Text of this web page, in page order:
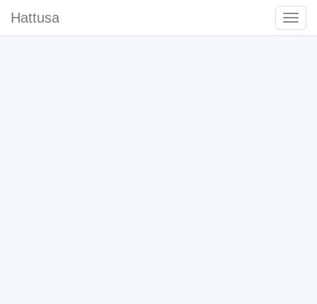
Hattusa